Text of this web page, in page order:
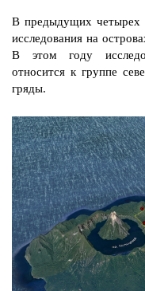
В предыдущих четырех
исследования на
В этом году
относится к группе
гряды.